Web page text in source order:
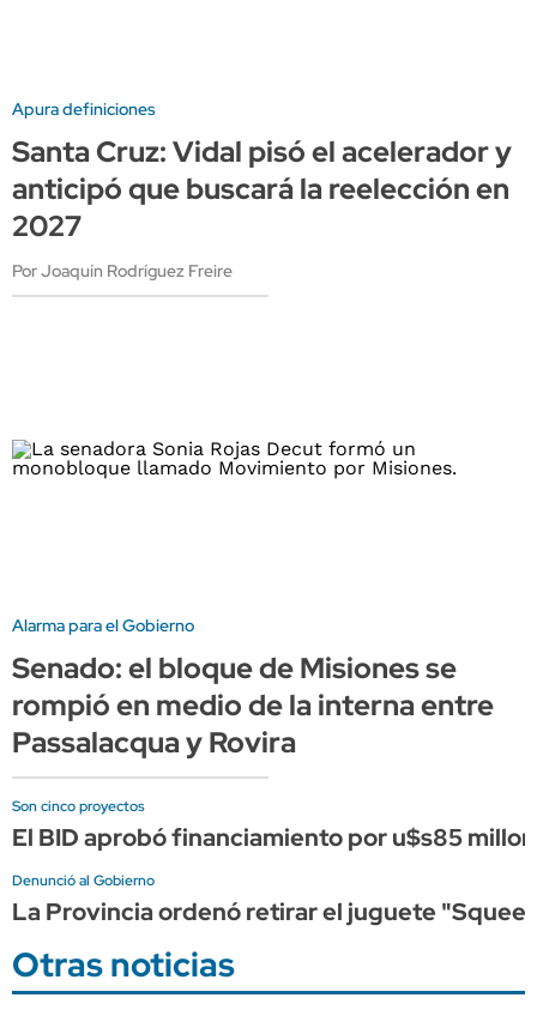
Apura definiciones
Santa Cruz: Vidal pisó el acelerador y
anticipó que buscará la reelección en
2027
Por Joaquín Rodríguez Freire
Alarma para el Gobierno
Senado: el bloque de Misiones se
rompió en medio de la interna entre
Passalacqua y Rovira
Son cinco proyectos
El BID aprobó financiamiento por u$s85
Denunció al Gobierno
La Provincia ordenó retirar el juguete
Otras noticias